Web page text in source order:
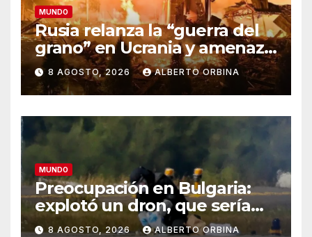
MUNDO
Rusia relanza la “guerra del
grano” en Ucrania y amenaza
el suministro global de
alimentos
8 AGOSTO, 2026 ALBERTO ORBINA
MUNDO
Preocupación en Bulgaria:
explotó un dron, que sería
ucraniano, cerca de un
8 AGOSTO, 2026 ALBERTO ORBINA